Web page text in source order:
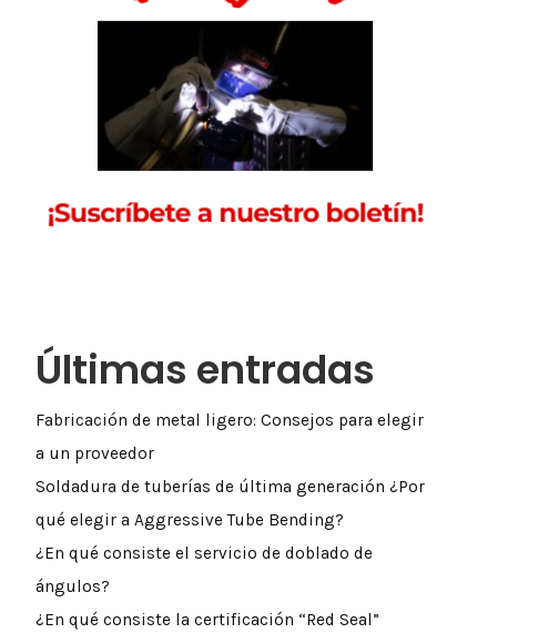
Últimas entradas
Fabricación de metal ligero: Consejos para elegir
a un proveedor
Soldadura de tuberías de última generación ¿Por
qué elegir a Aggressive Tube Bending?
¿En qué consiste el servicio de doblado de
ángulos?
¿En qué consiste la certificación “Red Seal”